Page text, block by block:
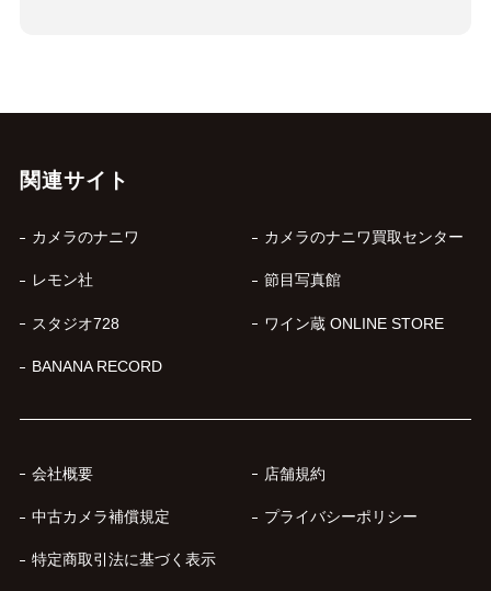
関連サイト
カメラのナニワ カメラのナニワ買取センター
レモン社 節目写真館
スタジオ728 ワイン蔵 ONLINE STORE
BANANA RECORD
会社概要 店舗規約
中古カメラ補償規定 プライバシーポリシー
特定商取引法に基づく表示